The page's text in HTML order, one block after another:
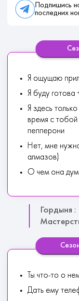
Подпишись
последних
Я ощущаю
Я буду готова
Я здесь
время с
пепперони
Нет, мне
алмазов)
О чем она
Гордыня :
Ты что-то о
Дать ему